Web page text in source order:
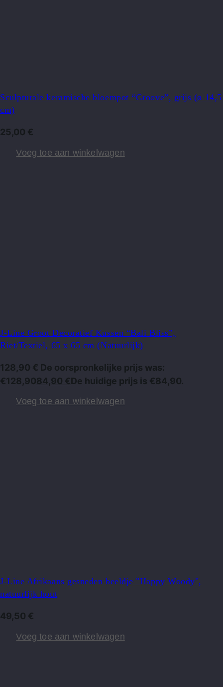
Sculpturale keramische bloempot “Groove”, grijs (ø 14,5
cm)
25,00 €
Voeg toe aan winkelwagen
J-Line Groot Decoratief Kussen “Bali Bliss”,
Riet/Textiel, 65 x 65 cm (Natuurlijk)
128,90€ De oorspronkelijke prijs was:
€128,9084,90 €De huidige prijs is €84,90.
Voeg toe aan winkelwagen
J-Line Afrikaans gesneden beeldje "Happy Woody",
natuurlijk hout
49,50 €
Voeg toe aan winkelwagen